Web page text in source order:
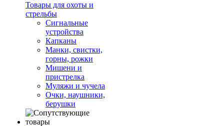
Товары для охоты и
стрельбы
Сигнальные
устройства
Капканы
Манки, свистки,
горны, рожки
Мишени и
пристрелка
Муляжи и чучела
Очки, наушники,
берушки